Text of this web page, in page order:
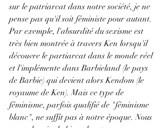
sur le patriarcat dans notre société, je ne
pense pas qu'il soit féministe pour autant.
Par exemple, l'absurdité du sexisme est
très bien montrée à travers Ken lorsqu'il
découvre le partiarcat dans le monde réel
et l'implémente dans Barbieland (le pays
de Barbie) qui devient alors Kendom (le
royaume de Ken). Mais ce type de
féminisme, parfois qualifié de "féminisme
blanc", ne suffit pas à notre époque. Nous